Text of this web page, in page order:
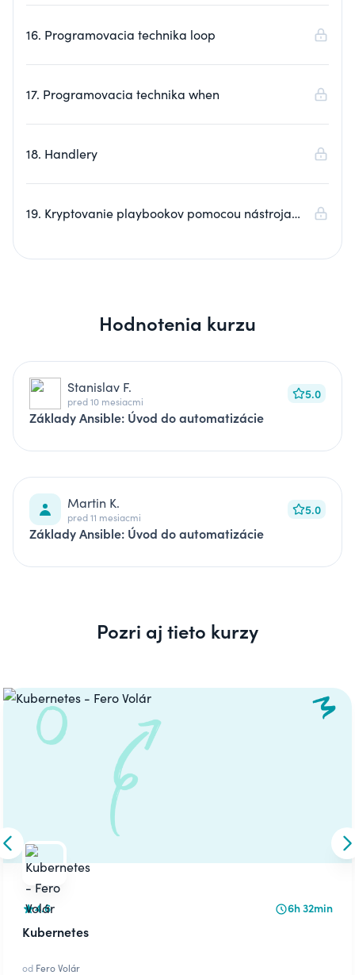
16. Programovacia technika loop
17. Programovacia technika when
18. Handlery
19. Kryptovanie playbookov pomocou nástroja
Hodnotenia kurzu
Stanislav F.
pred 10 mesiacmi 5.0
Základy Ansible: Úvod do automatizácie
Martin K.
pred 11 mesiacmi 5.0
Základy Ansible: Úvod do automatizácie
Pozri aj tieto kurzy
Carousel
Skip to previous slide
4.6 6h 32min
Kubernetes
od Fero Volár